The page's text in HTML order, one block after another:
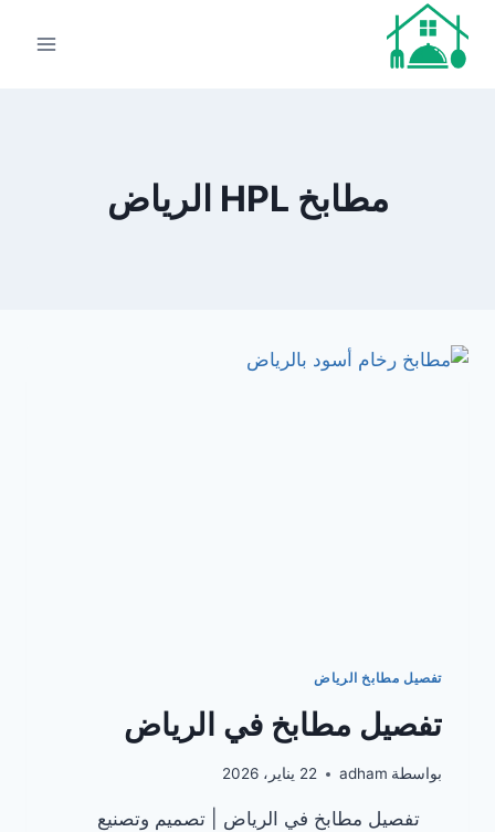
التجاوز
المحتوى
مطابخ HPL الرياض
تفصيل مطابخ الرياض
تفصيل مطابخ في الرياض
بواسطة adham 22 يناير، 2026
تفصيل مطابخ في الرياض | تصميم وتصنيع